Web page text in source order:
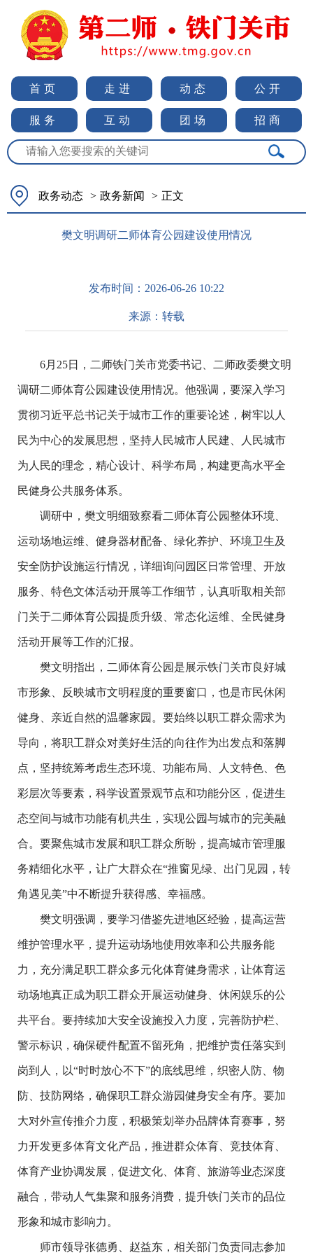
首页 走进 动态 公开
服务 互动 团场 招商
政务动态 > 政务新闻 > 正文
樊文明调研二师体育公园建设使用情况
发布时间： 2026-06-26 10:22
来源： 转载
6月25日，二师铁门关市党委书记、二师政委樊文明
调研二师体育公园建设使用情况。他强调，要深入学习
贯彻习近平总书记关于城市工作的重要论述，树牢以人
民为中心的发展思想，坚持人民城市人民建、人民城市
为人民的理念，精心设计、科学布局，构建更高水平全
民健身公共服务体系。
调研中，樊文明细致察看二师体育公园整体环境、
运动场地运维、健身器材配备、绿化养护、环境卫生及
安全防护设施运行情况，详细询问园区日常管理、开放
服务、特色文体活动开展等工作细节，认真听取相关部
门关于二师体育公园提质升级、常态化运维、全民健身
活动开展等工作的汇报。
樊文明指出，二师体育公园是展示铁门关市良好城
市形象、反映城市文明程度的重要窗口，也是市民休闲
健身、亲近自然的温馨家园。要始终以职工群众需求为
导向，将职工群众对美好生活的向往作为出发点和落脚
点，坚持统筹考虑生态环境、功能布局、人文特色、色
彩层次等要素，科学设置景观节点和功能分区，促进生
态空间与城市功能有机共生，实现公园与城市的完美融
合。要聚焦城市发展和职工群众所盼，提高城市管理服
务精细化水平，让广大群众在“推窗见绿、出门见园，转
角遇见美”中不断提升获得感、幸福感。
樊文明强调，要学习借鉴先进地区经验，提高运营
维护管理水平，提升运动场地使用效率和公共服务能
力，充分满足职工群众多元化体育健身需求，让体育运
动场地真正成为职工群众开展运动健身、休闲娱乐的公
共平台。要持续加大安全设施投入力度，完善防护栏、
警示标识，确保硬件配置不留死角，把维护责任落实到
岗到人，以“时时放心不下”的底线思维，织密人防、物
防、技防网络，确保职工群众游园健身安全有序。要加
大对外宣传推介力度，积极策划举办品牌体育赛事，努
力开发更多体育文化产品，推进群众体育、竞技体育、
体育产业协调发展，促进文化、体育、旅游等业态深度
融合，带动人气集聚和服务消费，提升铁门关市的品位
形象和城市影响力。
师市领导张德勇、赵益东，相关部门负责同志参加